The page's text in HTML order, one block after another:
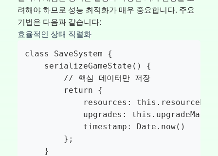
려해야 하므로 성능 최적화가 매우 중요합니다. 주요
기법은 다음과 같습니다:
효율적인 상태 직렬화
class SaveSystem {
    serializeGameState() {
        // 핵심 데이터만 저장
        return {
resources:
upgrades:
            timestamp: Date.now()
        };
    }